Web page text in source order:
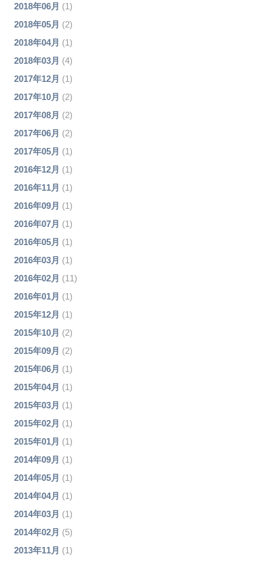
2018年06月 (1)
2018年05月 (2)
2018年04月 (1)
2018年03月 (4)
2017年12月 (1)
2017年10月 (2)
2017年08月 (2)
2017年06月 (2)
2017年05月 (1)
2016年12月 (1)
2016年11月 (1)
2016年09月 (1)
2016年07月 (1)
2016年05月 (1)
2016年03月 (1)
2016年02月 (11)
2016年01月 (1)
2015年12月 (1)
2015年10月 (2)
2015年09月 (2)
2015年06月 (1)
2015年04月 (1)
2015年03月 (1)
2015年02月 (1)
2015年01月 (1)
2014年09月 (1)
2014年05月 (1)
2014年04月 (1)
2014年03月 (1)
2014年02月 (5)
2013年11月 (1)